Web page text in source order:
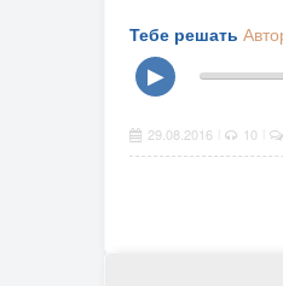
Тебе решать
▶
29.08.2016 10